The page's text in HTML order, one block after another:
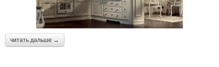
читать дальше →